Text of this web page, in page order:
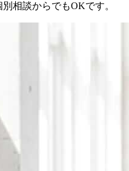
相談からでもOKです。